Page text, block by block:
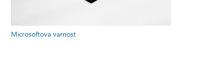
Microsoftova varnost